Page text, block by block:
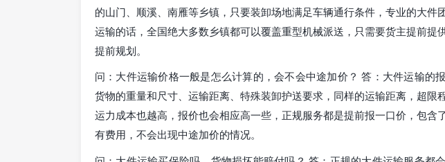
的山门、顺溪、南雁等乡镇，只要装卸场地满足车辆通行条件，专业的大件
运输的话，全国绝大多数乡镇都可以覆盖重型机械派送，只需要货主提前提
提前规划。
问：大件运输价格一般是怎么计算的，会不会中途加价？ 答：大件运输的
货物的重量和尺寸、运输距离、特殊装卸护送要求，同样的运输距离，超限
运力成本也越高，报价也会相应高一些，正规服务都是提前报一口价，包含
有费用，不会出现中途加价的情况。